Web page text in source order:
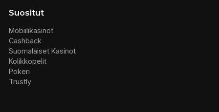
Suositut
Mobiilikasinot
Cashback
Suomalaiset Kasinot
Kolikkopelit
Pokeri
Trustly